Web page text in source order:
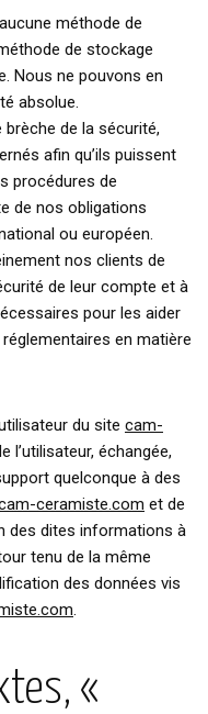
méthode de
de stockage
Nous ne pouvons en
absolue.
brèche de la sécurité,
afin qu’ils puissent
procédures de
de nos obligations
ou européen.
nos clients de
de leur compte et à
pour les aider
en matière
du site cam-
l’utilisateur, échangée,
quelconque à des
ceramiste.com et de
des dites informations à
tenu de la même
des données vis
.
«